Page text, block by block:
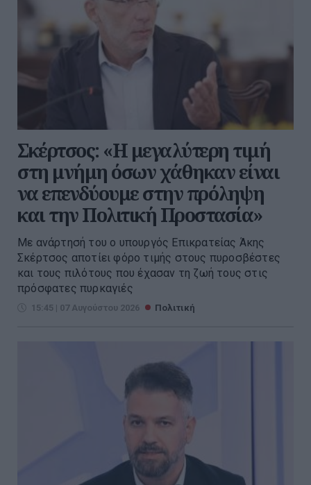
Σκέρτσος: «Η μεγαλύτερη τιμή
στη μνήμη όσων χάθηκαν είναι
να επενδύουμε στην πρόληψη
και την Πολιτική Προστασία»
Με ανάρτησή του ο υπουργός Επικρατείας Άκης
Σκέρτσος αποτίει φόρο τιμής στους πυροσβέστες
και τους πιλότους που έχασαν τη ζωή τους στις
πρόσφατες πυρκαγιές
15:45 | 07 Αυγούστου 2026 Πολιτική